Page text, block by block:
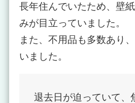
長年住んでいたため、壁
みが目立っていました。
また、不用品も多数あり
いました。
退去日が迫っていて、